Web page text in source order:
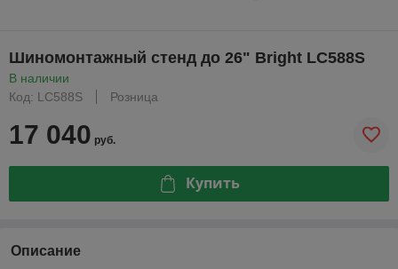
Шиномонтажный стенд до 26" Bright LC588S
В наличии
Код: LC588S
Розница
17 040 руб.
Купить
Описание